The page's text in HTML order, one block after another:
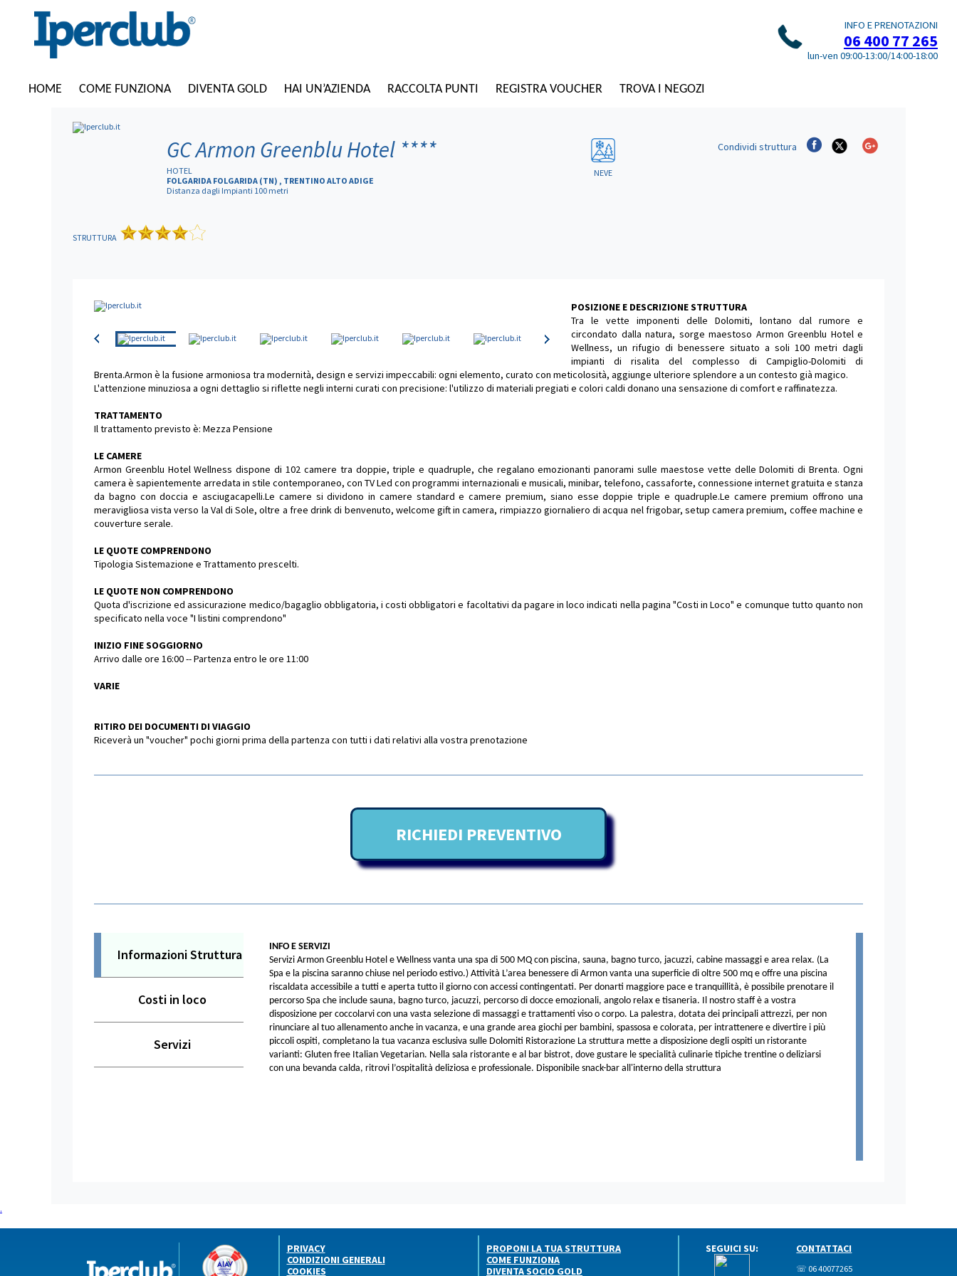
INFO E PRENOTAZIONI
06 400 77 265
lun-ven 09:00-13:00/14:00-18:00
HOME COME FUNZIONA DIVENTA GOLD HAI UN’AZIENDA RACCOLTA PUNTI REGISTRA VOUCHER TROVA I NEGOZI
GC Armon Greenblu Hotel ****
HOTEL
FOLGARIDA FOLGARIDA (TN) , TRENTINO ALTO ADIGE
Distanza dagli Impianti 100 metri
NEVE
Condividi struttura
STRUTTURA
POSIZIONE E DESCRIZIONE STRUTTURA
Tra le vette imponenti delle Dolomiti, lontano dal rumore e
circondato dalla natura, sorge maestoso Armon Greenblu Hotel e
Wellness, un rifugio di benessere situato a soli 100 metri dagli
impianti di risalita del complesso di Campiglio-Dolomiti di
Brenta.Armon è la fusione armoniosa tra modernità, design e servizi impeccabili: ogni elemento, curato con meticolosità, aggiunge ulteriore splendore a un contesto già magico.
L'attenzione minuziosa a ogni dettaglio si riflette negli interni curati con precisione: l'utilizzo di materiali pregiati e colori caldi donano una sensazione di comfort e raffinatezza.
TRATTAMENTO
Il trattamento previsto è: Mezza Pensione
LE CAMERE
Armon Greenblu Hotel Wellness dispone di 102 camere tra doppie, triple e quadruple, che regalano emozionanti panorami sulle maestose vette delle Dolomiti di Brenta. Ogni
camera è sapientemente arredata in stile contemporaneo, con TV Led con programmi internazionali e musicali, minibar, telefono, cassaforte, connessione internet gratuita e stanza
da bagno con doccia e asciugacapelli.Le camere si dividono in camere standard e camere premium, siano esse doppie triple e quadruple.Le camere premium offrono una
meravigliosa vista verso la Val di Sole, oltre a free drink di benvenuto, welcome gift in camera, rimpiazzo giornaliero di acqua nel frigobar, setup camera premium, coffee machine e
couverture serale.
LE QUOTE COMPRENDONO
Tipologia Sistemazione e Trattamento prescelti.
LE QUOTE NON COMPRENDONO
Quota d'iscrizione ed assicurazione medico/bagaglio obbligatoria, i costi obbligatori e facoltativi da pagare in loco indicati nella pagina "Costi in Loco" e comunque tutto quanto non
specificato nella voce "I listini comprendono"
INIZIO FINE SOGGIORNO
Arrivo dalle ore 16:00 -- Partenza entro le ore 11:00
VARIE
RITIRO DEI DOCUMENTI DI VIAGGIO
Riceverà un "voucher" pochi giorni prima della partenza con tutti i dati relativi alla vostra prenotazione
RICHIEDI PREVENTIVO
Informazioni Struttura
Costi in loco
Servizi
INFO E SERVIZI
Servizi Armon Greenblu Hotel e Wellness vanta una spa di 500 MQ con piscina, sauna, bagno turco, jacuzzi, cabine massaggi e area relax. (La
Spa e la piscina saranno chiuse nel periodo estivo.) Attività L’area benessere di Armon vanta una superficie di oltre 500 mq e offre una piscina
riscaldata accessibile a tutti e aperta tutto il giorno con accessi contingentati. Per donarti maggiore pace e tranquillità, è possibile prenotare il
percorso Spa che include sauna, bagno turco, jacuzzi, percorso di docce emozionali, angolo relax e tisaneria. Il nostro staff è a vostra
disposizione per coccolarvi con una vasta selezione di massaggi e trattamenti viso o corpo. La palestra, dotata dei principali attrezzi, per non
rinunciare al tuo allenamento anche in vacanza, e una grande area giochi per bambini, spassosa e colorata, per intrattenere e divertire i più
piccoli ospiti, completano la tua vacanza esclusiva sulle Dolomiti Ristorazione La struttura mette a disposizione degli ospiti un ristorante
varianti: Gluten free Italian Vegetarian. Nella sala ristorante e al bar bistrot, dove gustare le specialità culinarie tipiche trentine o deliziarsi
con una bevanda calda, ritrovi l’ospitalità deliziosa e professionale. Disponibile snack-bar all'interno della struttura
.
PRIVACY
CONDIZIONI GENERALI
COOKIES
PROPONI LA TUA STRUTTURA
COME FUNZIONA
DIVENTA SOCIO GOLD
SEGUICI SU: CONTATTACI
☏ 06 40077265